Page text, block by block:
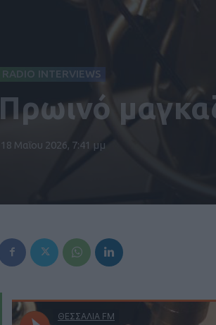
RADIO INTERVIEWS
Πρωινό
18 Μαΐου 2026, 7:41 μμ